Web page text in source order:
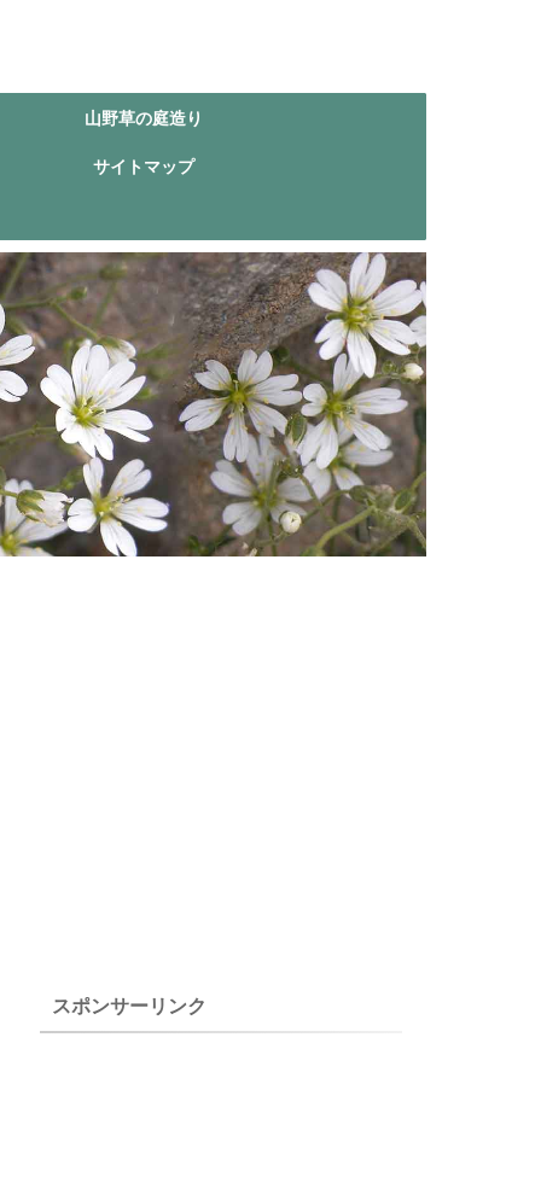
山野草の庭造り
サイトマップ
スポンサーリンク